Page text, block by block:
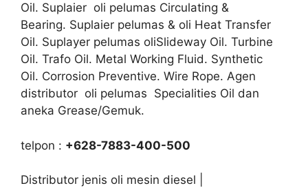
Oil. Suplaier oli pelumas Circulating &
Bearing. Suplaier pelumas & oli Heat Transfer
Oil. Suplayer pelumas oliSlideway Oil. Turbine
Oil. Trafo Oil. Metal Working Fluid. Synthetic
Oil. Corrosion Preventive. Wire Rope. Agen
distributor oli pelumas Specialities Oil dan
aneka Grease/Gemuk.
telpon : +628-7883-400-500
Distributor jenis oli mesin diesel |